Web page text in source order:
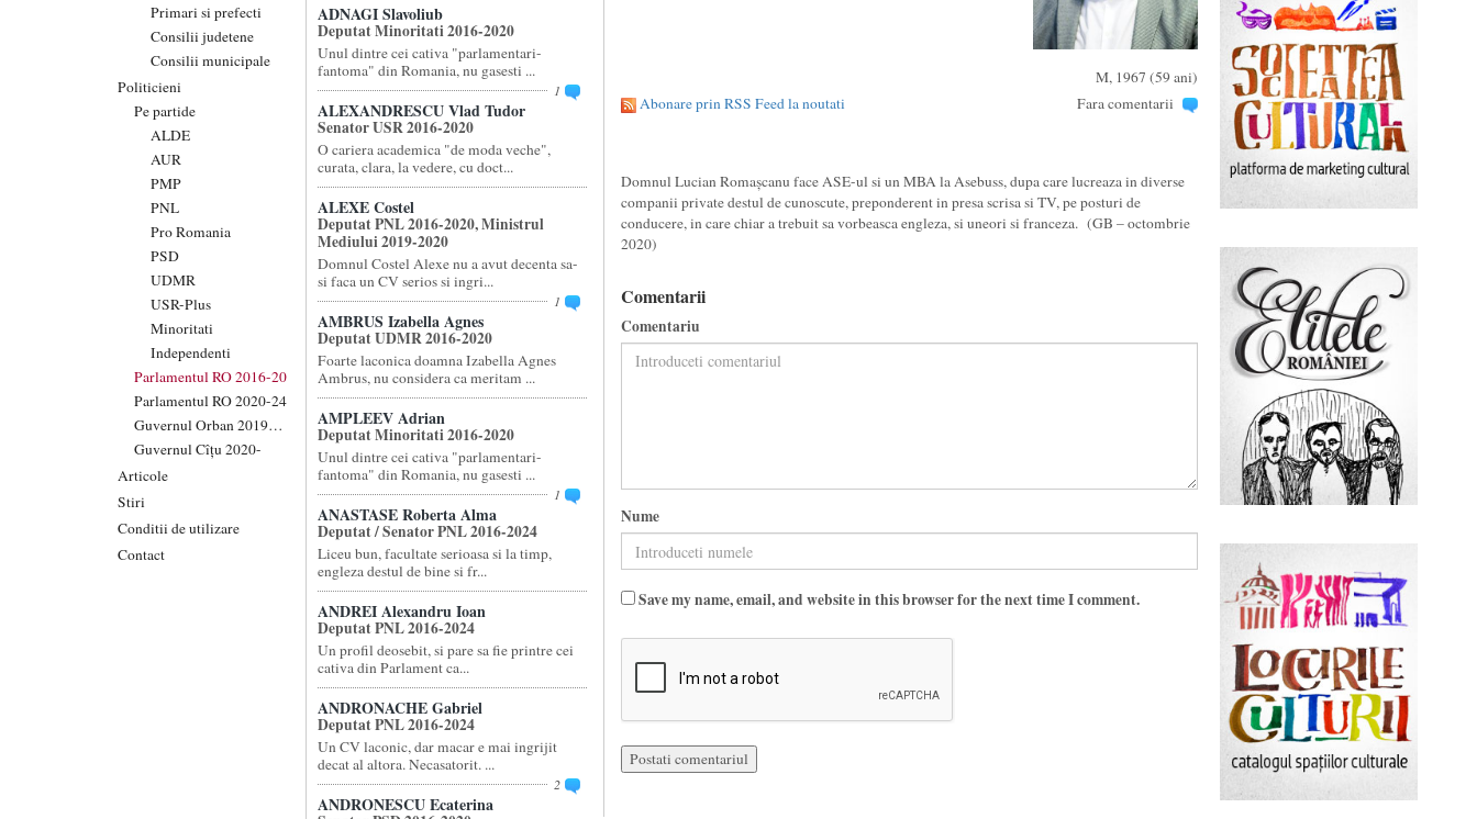
Primari si prefecti
Consilii judetene
Consilii municipale
Politicieni
Pe partide
ALDE
AUR
PMP
PNL
Pro Romania
PSD
UDMR
USR-Plus
Minoritati
Independenti
Parlamentul RO 2016-20
Parlamentul RO 2020-24
Guvernul Orban 2019-20
Guvernul Cîțu 2020-
Articole
Stiri
Conditii de utilizare
Contact
ADNAGI Slavoliub
Deputat Minoritati 2016-2020
Unul dintre cei cativa "parlamentari-
fantoma" din Romania, nu gasesti ...
1
ALEXANDRESCU Vlad Tudor
Senator USR 2016-2020
O cariera academica "de moda veche",
curata, clara, la vedere, cu doct...
ALEXE Costel
Deputat PNL 2016-2020, Ministrul
Mediului 2019-2020
Domnul Costel Alexe nu a avut decenta sa-
si faca un CV serios si ingri...
1
AMBRUS Izabella Agnes
Deputat UDMR 2016-2020
Foarte laconica doamna Izabella Agnes
Ambrus, nu considera ca meritam ...
AMPLEEV Adrian
Deputat Minoritati 2016-2020
Unul dintre cei cativa "parlamentari-
fantoma" din Romania, nu gasesti ...
1
ANASTASE Roberta Alma
Deputat / Senator PNL 2016-2024
Liceu bun, facultate serioasa si la timp,
engleza destul de bine si fr...
ANDREI Alexandru Ioan
Deputat PNL 2016-2024
Un profil deosebit, si pare sa fie printre cei
cativa din Parlament ca...
ANDRONACHE Gabriel
Deputat PNL 2016-2024
Un CV laconic, dar macar e mai ingrijit
decat al altora. Necasatorit. ...
2
ANDRONESCU Ecaterina
M, 1967 (59 ani)
Abonare prin RSS Feed la noutati
Fara comentarii
Domnul Lucian Romașcanu face ASE-ul si un MBA la Asebuss, dupa care lucreaza in diverse
companii private destul de cunoscute, preponderent in presa scrisa si TV, pe posturi de
conducere, in care chiar a trebuit sa vorbeasca engleza, si uneori si franceza. (GB – octombrie
2020)
Comentarii
Comentariu
Nume
Save my name, email, and website in this browser for the next time I comment.